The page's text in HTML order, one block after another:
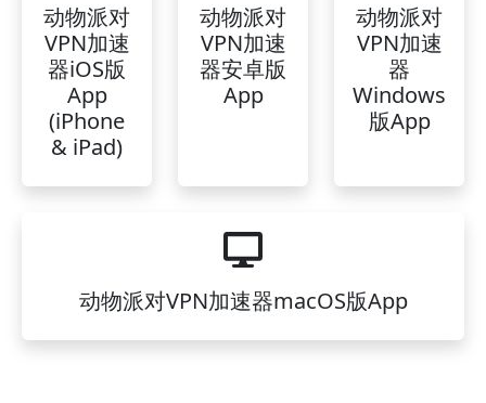
动物派对
VPN加速
器iOS版
App
(iPhone
& iPad)
动物派对
VPN加速
器安卓版
App
动物派对
VPN加速
器
Windows
版App
动物派对VPN加速器macOS版App